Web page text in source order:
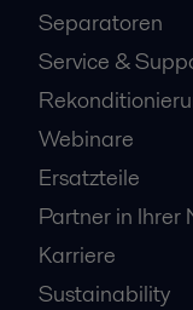
Separatoren
Service &
Webinare
Ersatzteile
Partner in Ihrer
Karriere
Sustainability